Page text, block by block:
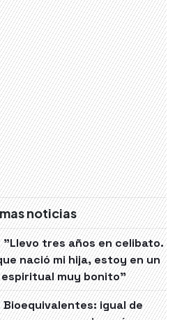
noticias
"Llevo tres años en celibato.
nació mi hija, estoy en un
muy bonito"
Bioequivalentes: igual de